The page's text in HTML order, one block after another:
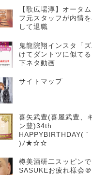
【歌広場淳】オータ
フ元スタッフが内情
して退職
鬼龍院翔インスタ「
けてダントツに似てる
下ネタ動画
サイトマップ
喜矢武豊(喜屋武豊、
ン豊)34th
HAPPYBIRTHDAY(
)ﾉ★☆☆
樽美酒研二スッピンで
SASUKEお疲れ様会＠